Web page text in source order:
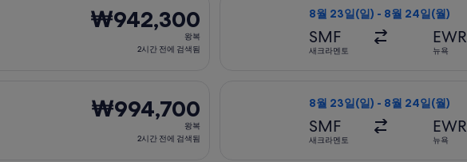
됨
간
전
됨
₩942,300
왕
간
전
₩942,300
왕복
2시간 전에 검색됨
8월 23일(일) - 8월 24일(월)
SMF
새크라멘토
EWR
뉴욕
₩994,700
왕
₩994,700
왕복
2시간 전에 검색됨
8월 23일(일) - 8월 24일(월)
SMF
새크라멘토
EWR
뉴욕